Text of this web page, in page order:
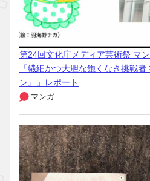
第24回文化庁メディア芸術祭 マ
「繊細かつ大胆な飽くなき挑戦
ン』」レポート
マンガ